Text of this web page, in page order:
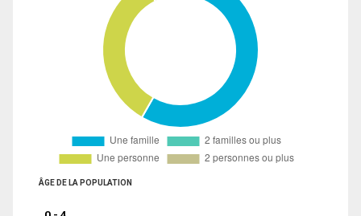
ÂGE DE LA POPULATION